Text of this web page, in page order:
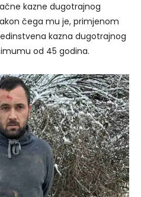
kazne dugotrajnog
čega mu je, primjenom
kazna dugotrajnog
od 45 godina.